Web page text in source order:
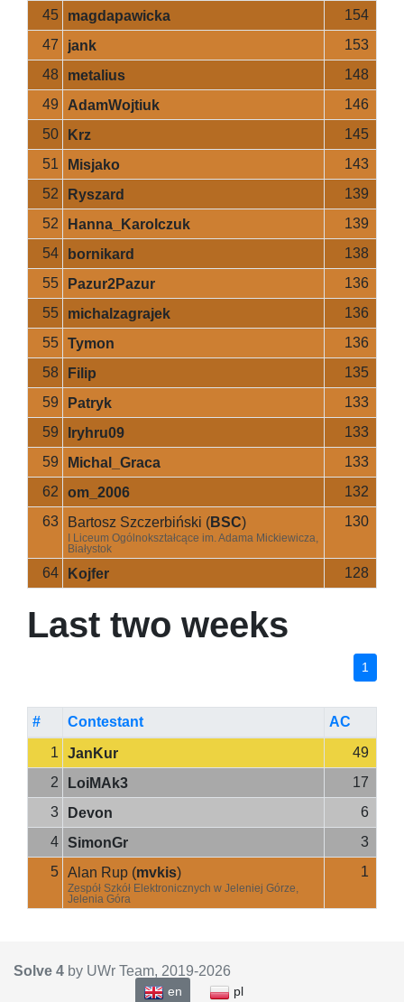
45
magdapawicka
154
47
jank
153
48
metalius
148
49
AdamWojtiuk
146
50
Krz
145
51
Misjako
143
52
Ryszard
139
52
Hanna_Karolczuk
139
54
bornikard
138
55
Pazur2Pazur
136
55
michalzagrajek
136
55 Tymon
136
58
Filip
135
59
Patryk
133
59
Iryhru09
133
59
Michal_Graca
133
62
om_2006
132
63
Bartosz Szczerbiński (BSC)
I Liceum Ogólnokształcące im. Adama Mickiewicza,
Białystok
130
64 Kojfer 128
Last two weeks
1
# Contestant
AC
1
JanKur
49
2
LoiMAk3
17
3
Devon
6
4 SimonGr
3
5 Alan Rup(mvkis)
Zespół Szkół Elektronicznych w Jeleniej Górze,
Jelenia Góra
1
Solve 4 by UWr Team, 2019-2026
en pl